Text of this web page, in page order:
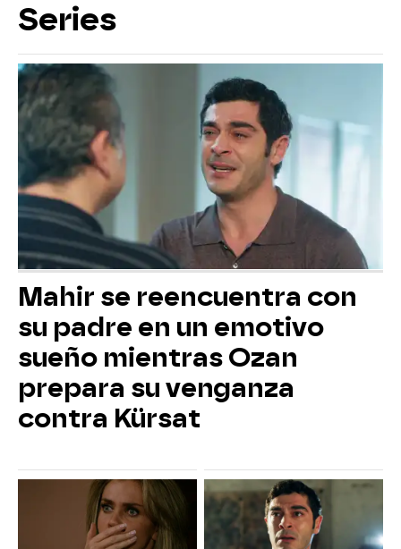
Series
Mahir se reencuentra con
su padre en un emotivo
sueño mientras Ozan
prepara su venganza
contra Kürsat